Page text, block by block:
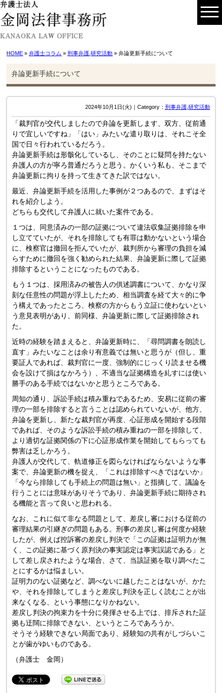
HOME »弁護士コラム »刑事弁護 ,研究活動 » 弁論更新手続について
弁論更新手続について
2024年10月1日(火)｜Category： 刑事弁護, 研究活動
「裁判官が交代しましたので弁論を更新します、双方、従前通
りで宜しいですね」「はい」みたいな遣り取りは、それこそ全
国で日々行われているだろう。
弁論更新手続は形骸化しているし、そのことに疑問を持たない
弁護人の方が寧ろ普通だろうと思う。かくいう私も、そこまで
弁論更新に拘りを持って生きてきた訳ではない。
最近、弁論更新手続を活用した事例が２つあるので、まずはそ
れを紹介しよう。
どちらも交代して弁護人に就いた案件である。
１つは、同意済みの一部の証拠について違法収集証拠排除を申
し立てていたが、それを排除しても有罪は動かないという場合
に、検察官は撤回を拒んでいたが、裁判所から審理の負担を減
らすために撤回を強く勧められた結果、弁論更新に際して証拠
排除するということになったものである。
もう１つは、採用済みの被告人の供述調書について、かなり深
刻な任意性の問題が浮上したため、相当調査を経て大々的に争
う構えであったところ、検察の方からもう立証に使わないとい
う意見表明があり、前同様、弁論更新に際して証拠排除され
た。
近時の経験を踏まえると、弁論更新時に、「尋問調書を朗読し
直す」みたいなことは余り有意義では無いと思うが（但し、重
要証人であれば、裁判官に一度、強制的にじっくり読ませる機
会を設けて損はなかろう）、不適当な証拠構造を糺すには使い
勝手のある手続ではないかと思うところである。
周知の通り、訴訟手続は積み重ねであるため、安易に従前の審
理の一部を排除すると言うことは認められていないが、他方、
弁論を更新し、新たな裁判官が再度、心証形成を開始する段階
であれば、そのような訴訟手続の積み重ねの一部を排除して、
より適切な証拠関係の下に心証形成作業を開始してもらっても
弊害は乏しかろう。
弁護人が交代して、軌道修正を図らなければならないような事
案で、弁論更新の機を捉え、「これは排除すべきではないか」
「今なら排除しても手続上の問題は無い」と指摘して、議論を
行うことには意味がありそうであり、弁論更新手続に期待され
る機能と言って良いと思われる。
なお、これに似て非なる問題として、差戻し審における従前の
審理結果の引継ぎの問題もある。刑事の差戻し審は何度か経験
したが、例えば控訴審の差戻し判決で「この証拠は証明力が無
く、この証拠に基づく原判決の事実認定は事実誤認である」と
して差し戻されたような場合、さて、当該証拠を取り調べたこ
とにするかは悩ましい。
証明力のない証拠など、調べないに越したことはないが、かた
や、それを排除してしまうと差戻し判決を正しく読むことが出
来なくなる、という事態になりかねない。
差戻し判決の拘束力を十分に発揮させる上では、排斥された証
拠も迂闊に排除できない、というところであろうか。
そうそう経験できない局面であり、経験知の共有がしづらいこ
とが歯がゆいものである。
（弁護士 金岡）